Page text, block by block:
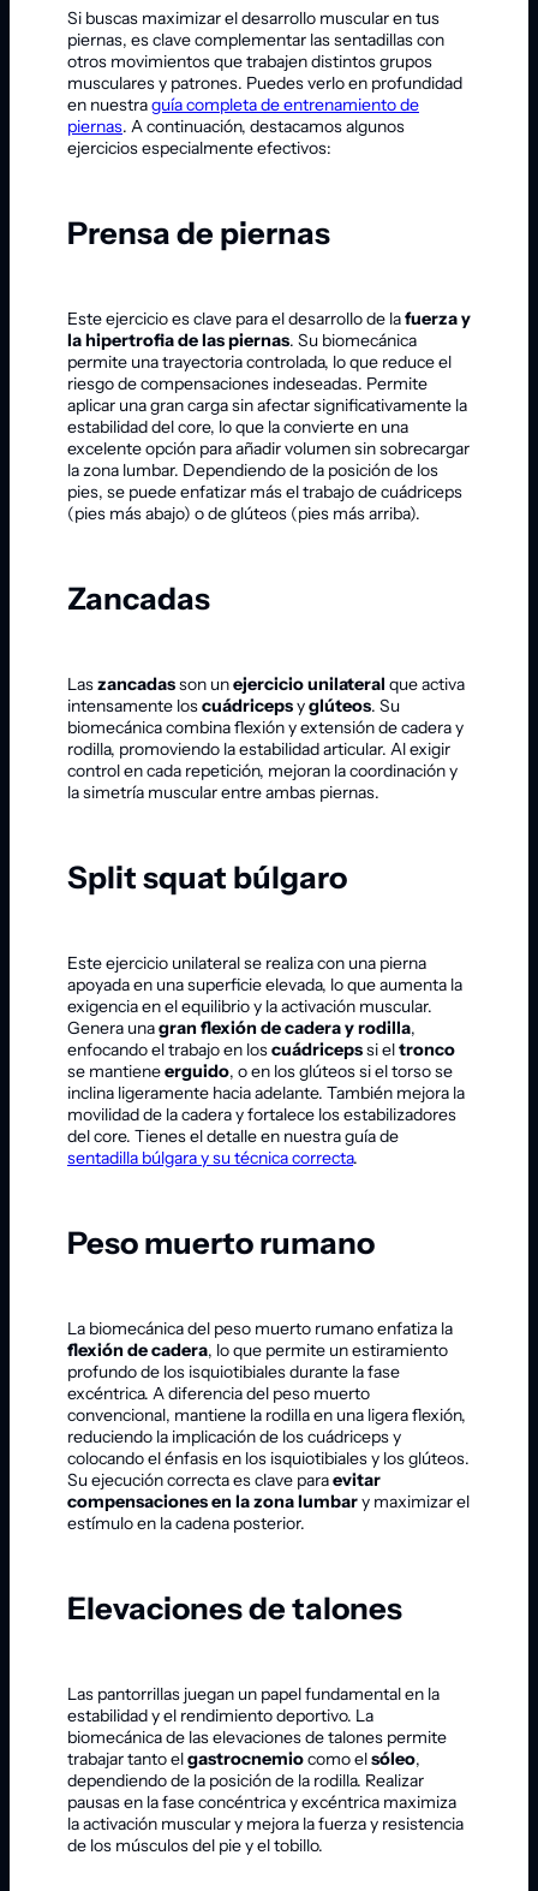
Si buscas maximizar el desarrollo muscular en tus
piernas, es clave complementar las sentadillas con
otros movimientos que trabajen distintos grupos
musculares y patrones. Puedes verlo en profundidad
en nuestraguía completa de entrenamiento de
piernas. A continuación, destacamos algunos
ejercicios especialmente efectivos:
Prensa de piernas
Este ejercicio es clave para el desarrollo de lafuerza y
la hipertrofia de las piernas. Su biomecánica
permite una trayectoria controlada, lo que reduce el
riesgo de compensaciones indeseadas. Permite
aplicar una gran carga sin afectar significativamente la
estabilidad del core, lo que la convierte en una
excelente opción para añadir volumen sin sobrecargar
la zona lumbar. Dependiendo de la posición de los
pies, se puede enfatizar más el trabajo de cuádriceps
(pies más abajo) o de glúteos (pies más arriba).
Zancadas
Laszancadasson unejercicio unilateral que activa
intensamente loscuádricepsyglúteos. Su
biomecánica combina flexión y extensión de cadera y
rodilla, promoviendo la estabilidad articular. Al exigir
control en cada repetición, mejoran la coordinación y
la simetría muscular entre ambas piernas.
Split squat búlgaro
Este ejercicio unilateral se realiza con una pierna
apoyada en una superficie elevada, lo que aumenta la
exigencia en el equilibrio y la activación muscular.
Genera unagran flexión de cadera y rodilla,
enfocando el trabajo en loscuádricepssi eltronco
se mantieneerguido, o en los glúteos si el torso se
inclina ligeramente hacia adelante. También mejora la
movilidad de la cadera y fortalece los estabilizadores
del core. Tienes el detalle en nuestra guía de
sentadilla búlgara y su técnica correcta.
Peso muerto rumano
La biomecánica del peso muerto rumano enfatiza la
flexión de cadera, lo que permite un estiramiento
profundo de los isquiotibiales durante la fase
excéntrica. A diferencia del peso muerto
convencional, mantiene la rodilla en una ligera flexión,
reduciendo la implicación de los cuádriceps y
colocando el énfasis en los isquiotibiales y los glúteos.
Su ejecución correcta es clave paraevitar
compensaciones en la zona lumbary maximizar el
estímulo en la cadena posterior.
Elevaciones de talones
Las pantorrillas juegan un papel fundamental en la
estabilidad y el rendimiento deportivo. La
biomecánica de las elevaciones de talones permite
trabajar tanto elgastrocnemiocomo elsóleo,
dependiendo de la posición de la rodilla. Realizar
pausas en la fase concéntrica y excéntrica maximiza
la activación muscular y mejora la fuerza y resistencia
de los músculos del pie y el tobillo.